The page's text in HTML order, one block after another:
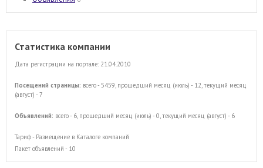
Статистика компании
Дата регистрации на портале: 21.04.2010
Посещений страницы: всего - 5459, прошедший месяц (июль) - 12, текущий месяц
(август) - 7
Объявлений: всего - 6, прошедший месяц (июль) - 0, текущий месяц (август) - 6
Тариф - Размещение в Каталоге компаний
Пакет объявлений - 10